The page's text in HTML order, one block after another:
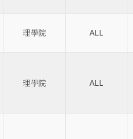
理學院 ALL
理學院 ALL